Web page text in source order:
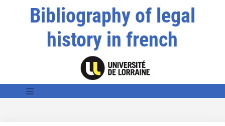
Bibliography of legal
history in french